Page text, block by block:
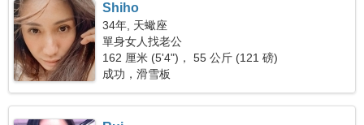
Shiho
34年, 天蠍座
單身女人找老公
162 厘米 (5'4")， 55 公斤 (121 磅)
成功，滑雪板